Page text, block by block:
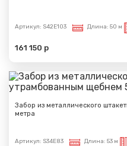
Артикул: S42E103 Длина: 50 м
161 150 р
Забор из металлического
метра
Артикул: S34E83 Длина: 53 м